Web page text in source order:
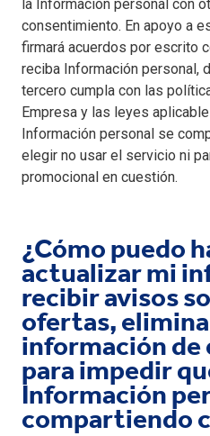
la Información personal con
consentimiento. En apoyo a
firmará acuerdos por escrito
reciba Información personal,
tercero cumpla con las
Empresa y las leyes
Información personal se
elegir no usar el servicio ni
promocional en cuestión.
¿Cómo puedo
actualizar mi
recibir avisos
ofertas,
información de
para impedir
Información
compartiendo